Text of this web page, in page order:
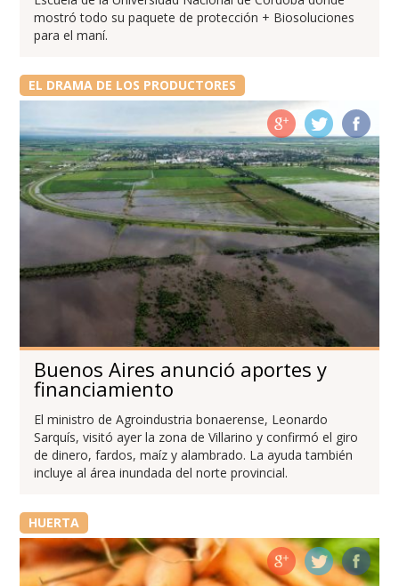
mostró todo su paquete de protección + Biosoluciones
para el maní.
EL DRAMA DE LOS PRODUCTORES
Buenos Aires anunció aportes y
financiamiento
El ministro de Agroindustria bonaerense, Leonardo
Sarquís, visitó ayer la zona de Villarino y confirmó el giro
de dinero, fardos, maíz y alambrado. La ayuda también
incluye al área inundada del norte provincial.
HUERTA